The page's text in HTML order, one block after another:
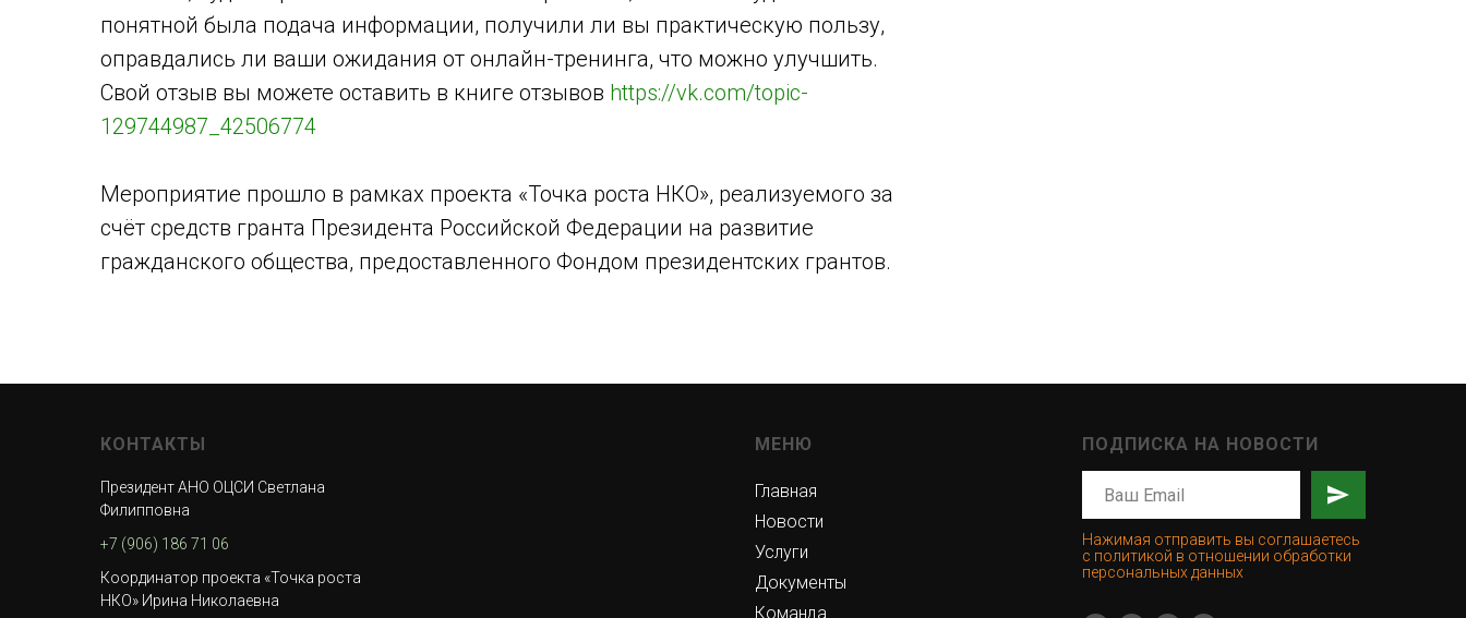
понятной была подача информации, получили ли вы практическую пользу,
оправдались ли ваши ожидания от онлайн-тренинга, что можно улучшить.
Свой отзыв вы можете оставить в книге отзывов https://vk.com/topic-
129744987_42506774
Мероприятие прошло в рамках проекта «Точка роста НКО», реализуемого за
счёт средств гранта Президента Российской Федерации на развитие
гражданского общества, предоставленного Фондом президентских грантов.
КОНТАКТЫ
Президент АНО ОЦСИ Светлана
Филипповна
+7 (906) 186 71 06
Координатор проекта «Точка роста
НКО» Ирина Николаевна
МЕНЮ
Главная
Новости
Услуги
Документы
Команда
ПОДПИСКА НА НОВОСТИ
Нажимая отправить вы соглашаетесь
с политикой в отношении обработки
персональных данных